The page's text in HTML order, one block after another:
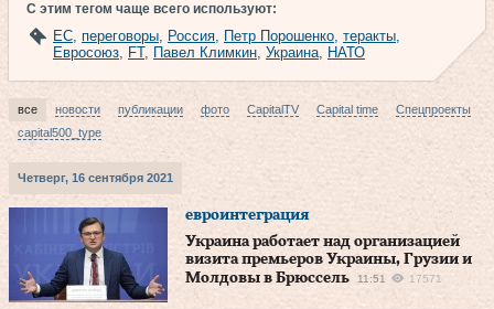
С этим тегом чаще всего используют:
ЕС, переговоры, Россия, Петр Порошенко, теракты,
Евросоюз, FT, Павел Климкин, Украина, НАТО
все новости публикации фото CapitalTV Capital time
Спецпроекты
capital500_type
Четверг, 16 сентября 2021
евроинтеграция
Украина работает над организацией
визита премьеров Украины, Грузии и
Молдовы в Брюссель
11:51 17571